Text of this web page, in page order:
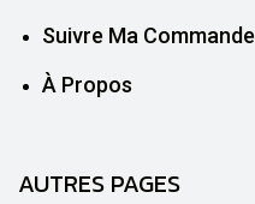
Suivre Ma Commande
À Propos
AUTRES PAGES